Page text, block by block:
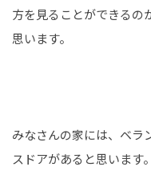
方を見ることができるの
思います。
みなさんの家には、ベラ
スドアがあると思います。